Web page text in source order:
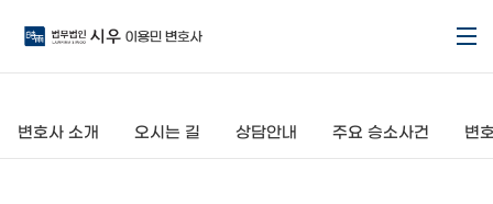
변호사 소개 오시는 길 상담안내 주요 승소사건 변